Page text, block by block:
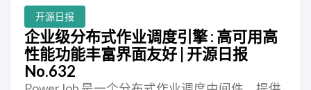
开源日报
企业级分布式作业调度引擎 : 高可用高
性能功能丰富界面友好 | 开源日报
No.632